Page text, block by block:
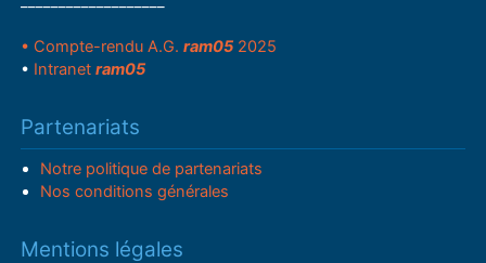
• Compte-rendu A.G.ram05 2025
• Intranetram05
Partenariats
Notre politique de partenariats
Nos conditions générales
Mentions légales